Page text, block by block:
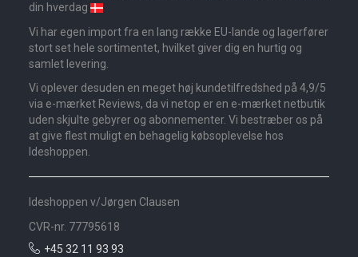
din hverdag
Vi har egen import fra en lang række EU-lande og lagerfører
stort set hele sortimentet, hvilket giver dig en hurtig og
samlet levering.
Vi oplever desuden en meget høj kundetilfredshed på 4,9/5
via e-mærket Reviews, da vi netop er en e-mærket netbutik
uden skjulte gebyrer og abonnementer. Vi bestræber os på
at give flest muligt en behagelig købsoplevelse hos
Ideshoppen.
Ideshoppen v/Jørgen Clausen
CVR-nr. 77795618
+45 32 11 93 93